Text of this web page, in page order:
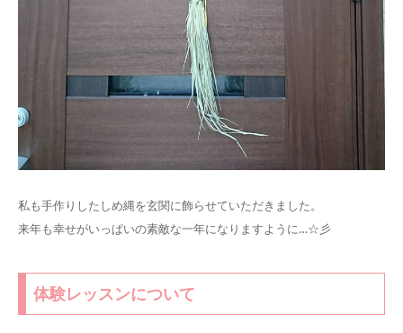
私も手作りしたしめ縄を玄関に飾らせていただきました。
来年も幸せがいっぱいの素敵な一年になりますように…☆彡
体験レッスンについて